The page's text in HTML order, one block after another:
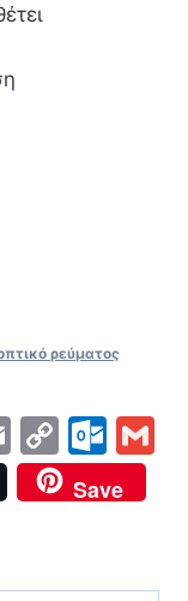
ρεύματος
EmailCopy
Link
Save